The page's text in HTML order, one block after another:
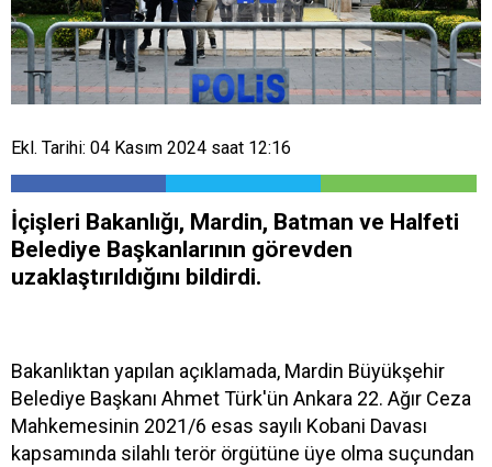
Ekl. Tarihi: 04 Kasım 2024 saat 12:16
İçişleri Bakanlığı, Mardin, Batman ve Halfeti
Belediye Başkanlarının görevden
uzaklaştırıldığını bildirdi.
Bakanlıktan yapılan açıklamada, Mardin Büyükşehir
Belediye Başkanı Ahmet Türk'ün Ankara 22. Ağır Ceza
Mahkemesinin 2021/6 esas sayılı Kobani Davası
kapsamında silahlı terör örgütüne üye olma suçundan